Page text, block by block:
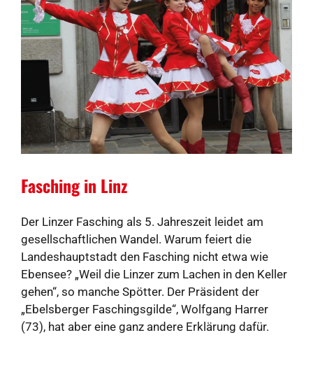
Fasching in Linz
Der Linzer Fasching als 5. Jahreszeit leidet am
gesellschaftlichen Wandel. Warum feiert die
Landeshauptstadt den Fasching nicht etwa wie
Ebensee? „Weil die Linzer zum Lachen in den Keller
gehen“, so manche Spötter. Der Präsident der
„Ebelsberger Faschingsgilde“, Wolfgang Harrer
(73), hat aber eine ganz andere Erklärung dafür.